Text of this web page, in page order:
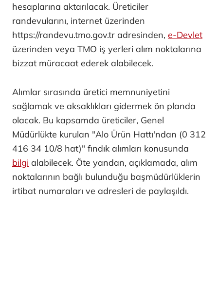
hesaplarına aktarılacak. Üreticiler
randevularını, internet üzerinden
https://randevu.tmo.gov.tr adresinden, e-Devlet
üzerinden veya TMO iş yerleri alım noktalarına
bizzat müracaat ederek alabilecek.
Alımlar sırasında üretici memnuniyetini
sağlamak ve aksaklıkları gidermek ön planda
olacak. Bu kapsamda üreticiler, Genel
Müdürlükte kurulan "Alo Ürün Hattı'ndan (0 312
416 34 10/8 hat)" fındık alımları konusunda
bilgi alabilecek. Öte yandan, açıklamada, alım
noktalarının bağlı bulunduğu başmüdürlüklerin
irtibat numaraları ve adresleri de paylaşıldı.